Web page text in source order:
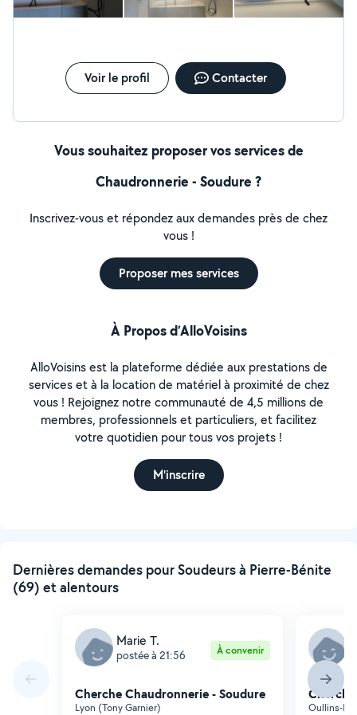
Voir le profil Contacter
Vous souhaitez proposer vos services de
Chaudronnerie - Soudure ?
Inscrivez-vous et répondez aux demandes près de chez
vous !
Proposer mes services
À Propos d’AlloVoisins
AlloVoisins est la plateforme dédiée aux prestations de
services et à la location de matériel à proximité de chez
vous ! Rejoignez notre communauté de 4,5 millions de
membres, professionnels et particuliers, et facilitez
votre quotidien pour tous vos projets !
M'inscrire
Dernières demandes pour Soudeurs à Pierre-Bénite
(69) et alentours
Marie T.
postée à 21:56 À convenir
Cherche Chaudronnerie - Soudure
Lyon (Tony Garnier)
Oullins-